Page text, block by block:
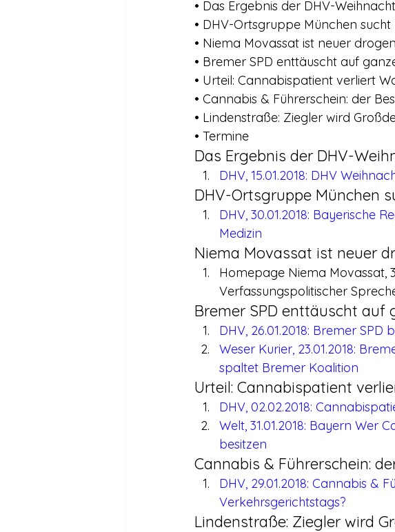
• Das Ergebnis der DHV-
• DHV-Ortsgruppe München
• Niema Movassat ist neuer
• Bremer SPD enttäuscht auf
• Urteil: Cannabispatient verliert
• Cannabis & Führerschein: der
• Lindenstraße: Ziegler wird
• Termine
Das Ergebnis der DHV-
DHV, 15.01.2018: DHV
DHV-Ortsgruppe München
DHV, 30.01.2018: Bayerische
Medizin
Niema Movassat ist neuer
Homepage Niema Movassat,
Verfassungspolitischer
Bremer SPD enttäuscht auf
DHV, 26.01.2018: Bremer
Weser Kurier, 23.01.2018:
spaltet Bremer Koalition
Urteil: Cannabispatient
DHV, 02.02.2018:
Welt, 31.01.2018: Bayern
besitzen
Cannabis & Führerschein:
DHV, 29.01.2018: Cannabis &
Verkehrsgerichtstags?
Lindenstraße: Ziegler wird